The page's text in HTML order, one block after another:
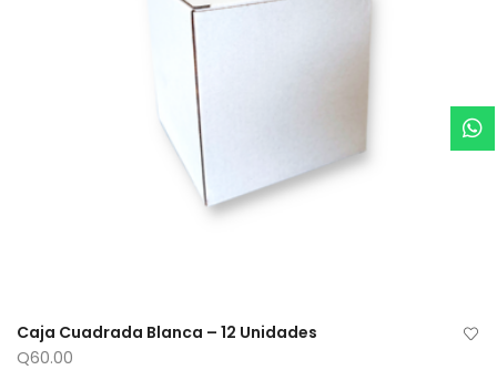
Caja Cuadrada Blanca – 12 Unidades
Q60.00